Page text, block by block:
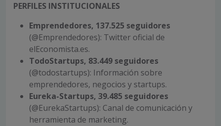
PERFILES INSTITUCIONALES
Emprendedores, 137.525 seguidores
(@Emprendedores): Twitter oficial de
elEconomista.es.
TodoStartups, 83.449 seguidores
(@todostartups): Información sobre
emprendedores, negocios y startups.
Eureka-Startups, 39.485 seguidores
(@EurekaStartups): Canal de comunicación y
herramienta de marketing.